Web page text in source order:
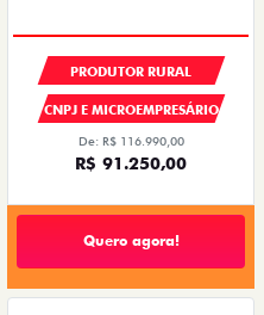
PRODUTOR RURAL
CNPJ E MICROEMPRESÁRIO
De: R$ 116.990,00
R$ 91.250,00
Quero agora!